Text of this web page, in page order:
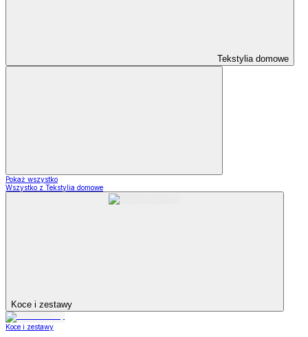
Tekstylia domowe
Pokaż wszystko
Wszystko z Tekstylia domowe
Koce i zestawy
Koce i zestawy